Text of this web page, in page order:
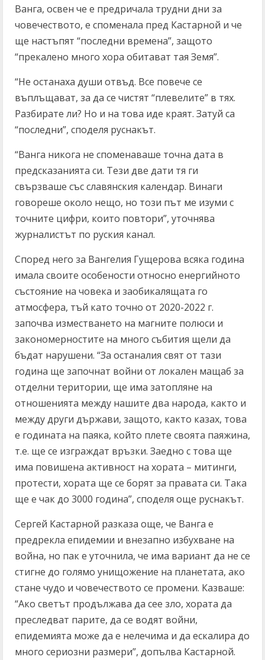
Ванга, освен че е предричала трудни дни за
човечеството, е споменала пред Кастарной и че
ще настъпят “последни времена”, защото
“прекалено много хора обитават тая Земя”.
“Не останаха души отвъд. Все повече се
въплъщават, за да се чистят “плевелите” в тях.
Разбирате ли? Но и на това иде краят. Затуй са
“последни”, споделя руснакът.
“Ванга никога не споменаваше точна дата в
предсказанията си. Тези две дати тя ги
свързваше със славянския календар. Винаги
говореше около нещо, но този път ме изуми с
точните цифри, които повтори”, уточнява
журналистът по руския канал.
Според него за Вангелия Гущерова всяка година
имала своите особености относно енергийното
състояние на човека и заобикалящата го
атмосфера, тъй като точно от 2020-2022 г.
започва изместването на магните полюси и
закономерностите на много събития щели да
бъдат нарушени. “За останалия свят от тази
година ще започнат войни от локален мащаб за
отделни територии, ще има затопляне на
отношенията между нашите два народа, както и
между други държави, защото, както казах, това
е годината на паяка, който плете своята паяжина,
т.е. ще се изграждат връзки. Заедно с това ще
има повишена активност на хората – митинги,
протести, хората ще се борят за правата си. Така
ще е чак до 3000 година”, споделя още руснакът.
Сергей Кастарной разказа още, че Ванга е
предрекла епидемии и внезапно избухване на
война, но пак е уточнила, че има вариант да не се
стигне до голямо унищожение на планетата, ако
стане чудо и човечеството се промени. Казваше:
“Ако светът продължава да сее зло, хората да
преследват парите, да се водят войни,
епидемията може да е нелечима и да ескалира до
много сериозни размери”, допълва Кастарной.